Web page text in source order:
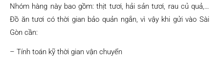
Nhóm hàng này bao gồm: thịt tươi, hải sản tươi, rau củ quả,…
Đồ ăn tươi có thời gian bảo quản ngắn, vì vậy khi gửi vào Sài
Gòn cần:
– Tính toán kỹ thời gian vận chuyển